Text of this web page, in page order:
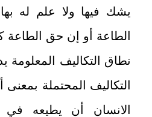
يشك فيها ولا علم له
الطاعة أو إن حق الطاعة
نطاق التكاليف المعلومة
التكاليف المحتملة
الانسان أن يطيعه في